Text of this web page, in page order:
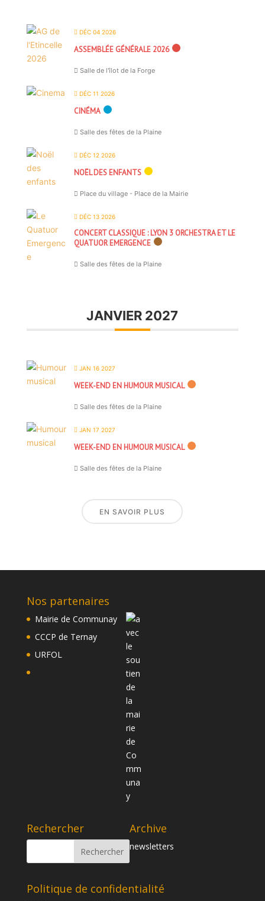
DÉC 04 2026
ASSEMBLÉE GÉNÉRALE 2026
Salle de l'îlot de la Forge
DÉC 11 2026
CINÉMA
Salle des fêtes de la Plaine
DÉC 12 2026
NOËL DES ENFANTS
Place du village - Place de la Mairie
DÉC 13 2026
CONCERT CLASSIQUE : LYON 3 ORCHESTRA ET LE
QUATUOR EMERGENCE
Salle des fêtes de la Plaine
JANVIER 2027
JAN 16 2027
WEEK-END EN HUMOUR MUSICAL
Salle des fêtes de la Plaine
JAN 17 2027
WEEK-END EN HUMOUR MUSICAL
Salle des fêtes de la Plaine
EN SAVOIR PLUS
Nos partenaires
Mairie de Communay
CCCP de Ternay
URFOL
Rechercher Archive
newsletters
Politique de confidentialité